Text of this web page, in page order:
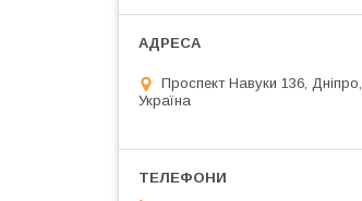
Проспект Навуки 136, Дніпро,
Україна